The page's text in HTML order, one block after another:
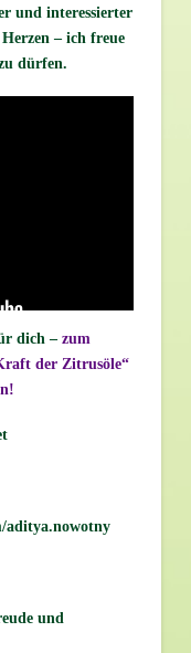
und interessierter
– ich freue
dürfen.
dich – zum
der Zitrusöle“
aditya.nowotny
und